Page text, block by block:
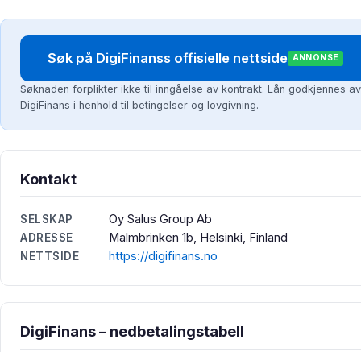
Søk på DigiFinanss offisielle nettside ANNONSE
Søknaden forplikter ikke til inngåelse av kontrakt. Lån godkjennes av
DigiFinans i henhold til betingelser og lovgivning.
Kontakt
SELSKAP Oy Salus Group Ab
ADRESSE Malmbrinken 1b, Helsinki, Finland
NETTSIDE https://digifinans.no
DigiFinans – nedbetalingstabell